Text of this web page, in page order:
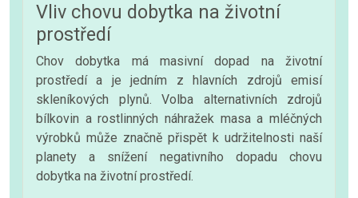
Vliv chovu dobytka na životní
prostředí
Chov dobytka má masivní dopad na životní
prostředí a je jedním z hlavních zdrojů emisí
skleníkových plynů. Volba alternativních zdrojů
bílkovin a rostlinných náhražek masa a mléčných
výrobků může značně přispět k udržitelnosti naší
planety a snížení negativního dopadu chovu
dobytka na životní prostředí.